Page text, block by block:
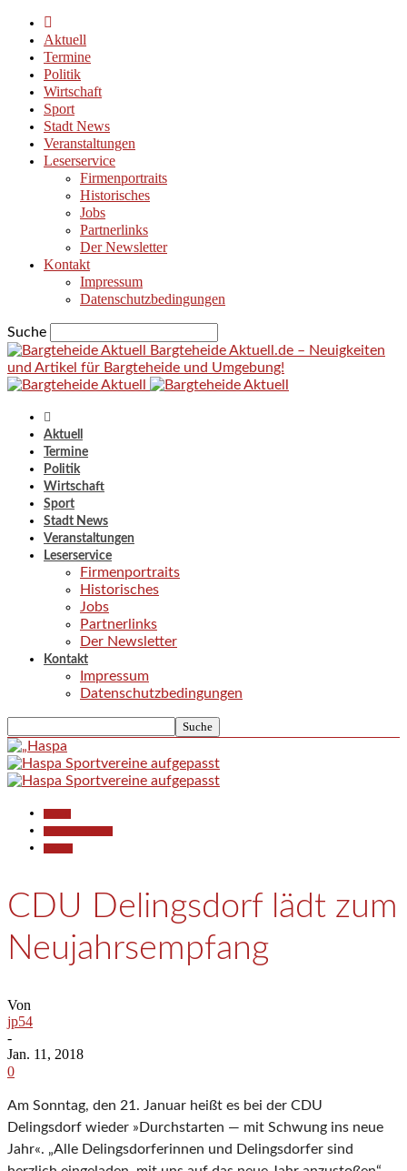
Aktuell
Termine
Politik
Wirtschaft
Sport
Stadt News
Veranstaltungen
Leserservice
Firmenportraits
Historisches
Jobs
Partnerlinks
Der Newsletter
Kontakt
Impressum
Datenschutzbedingungen
Suche
Bargteheide Aktuell.de – Neuigkeiten
und Artikel für Bargteheide und Umgebung!
Aktuell
Termine
Politik
Wirtschaft
Sport
Stadt News
Veranstaltungen
Leserservice
Firmenportraits
Historisches
Jobs
Partnerlinks
Der Newsletter
Kontakt
Impressum
Datenschutzbedingungen
CDU Delingsdorf lädt zum
Neujahrsempfang
Von
jp54
-
Jan. 11, 2018
0
Am Sonntag, den 21. Januar heißt es bei der CDU
Delingsdorf wieder »Durchstarten — mit Schwung ins neue
Jahr«. „Alle Delingsdorferinnen und Delingsdorfer sind